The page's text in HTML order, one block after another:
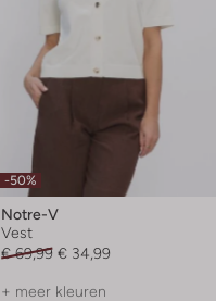
-50%
Notre-V
Vest
€ 69,99 € 34,99
+ meer kleuren